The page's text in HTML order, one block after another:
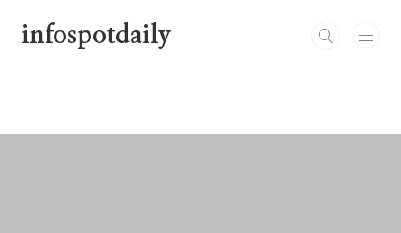
infospotdaily